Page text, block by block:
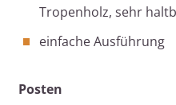
Tropenholz, sehr
einfache Ausführung
Posten